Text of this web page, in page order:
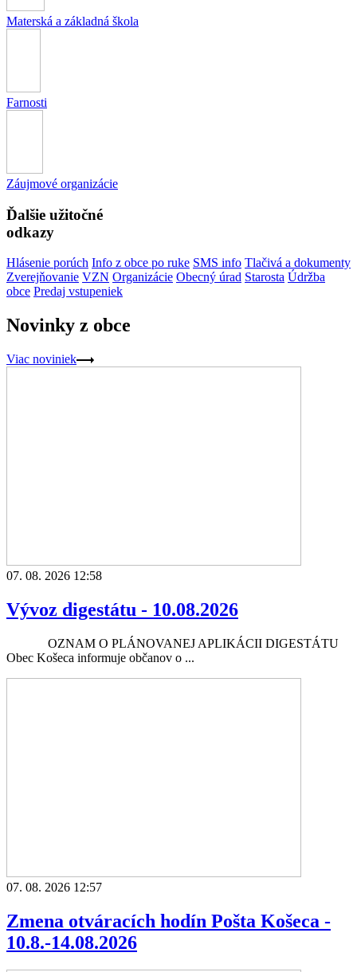
Materská a základná škola
Farnosti
Záujmové organizácie
Ďalšie užitočné
odkazy
Hlásenie porúch Info z obce po ruke SMS info Tlačivá a dokumenty
Zverejňovanie VZN Organizácie Obecný úrad Starosta Údržba
obce Predaj vstupeniek
Novinky z obce
Viac noviniek
07. 08. 2026 12:58
Vývoz digestátu - 10.08.2026
OZNAM O PLÁNOVANEJ APLIKÁCII DIGESTÁTU
Obec Košeca informuje občanov o ...
07. 08. 2026 12:57
Zmena otváracích hodín Pošta Košeca -
10.8.-14.08.2026